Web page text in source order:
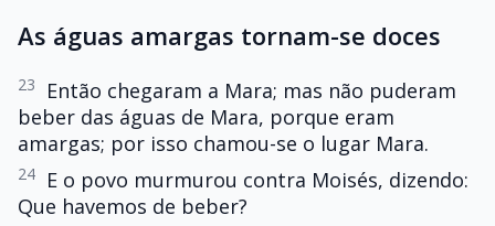
As águas amargas tornam-se doces
23
Então chegaram a Mara; mas não puderam
beber das águas de Mara, porque eram
amargas; por isso chamou-se o lugar Mara.
24
E o povo murmurou contra Moisés, dizendo:
Que havemos de beber?